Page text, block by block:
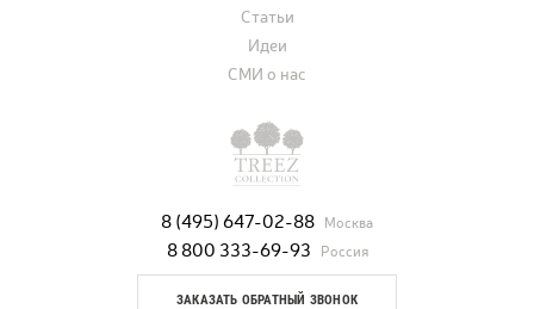
8 (495) 647-02-88 Москва
8 800 333-69-93 Россия
ЗАКАЗАТЬ ОБРАТНЫЙ ЗВОНОК
Статьи
Идеи
СМИ о нас